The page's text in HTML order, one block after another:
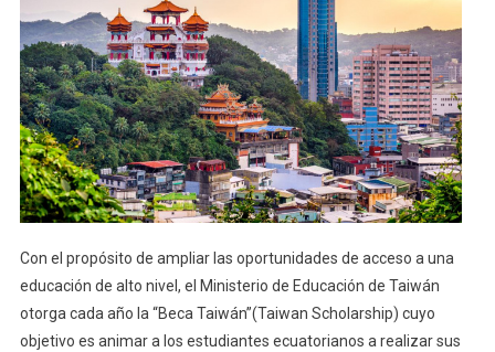
Becas
Con el propósito de ampliar las oportunidades de acceso a una
educación de alto nivel, el Ministerio de Educación de Taiwán
otorga cada año la “Beca Taiwán”(Taiwan Scholarship) cuyo
objetivo es animar a los estudiantes ecuatorianos a realizar sus